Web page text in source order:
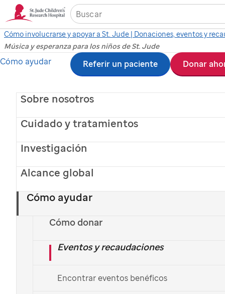
Ir
contenido
Sobre nosotros
Cuidado y tratamientos
Investigación
Alcance global
Cómo ayudar
Cómo donar
Eventos y recaudaciones
Encontrar eventos benéficos
Cómo ayudar Referir un paciente Donar
Cómo involucrarse y apoyar a St. Jude | Donaciones, eventos y
Música y esperanza para los niños de St. Jude
Música y
Esperanza para los
niños deSt. Jude
La música nos une y cambia vidas, al igual
queSt. JudeChildren’s Research Hospital®.
¿Amas la música? Muestra tu apoyo: Haz una
donación mensual y recibe tu camiseta.
Elige tu camiseta
Aprender más